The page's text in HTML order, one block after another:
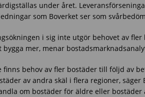
under året.
som Boverket ser som
i sig inte utgör behovet av
mer, menar
finns behov av fler bostäder till följd av
av andra skäl i flera regioner, säger
om bostäder för äldre eller bostäder